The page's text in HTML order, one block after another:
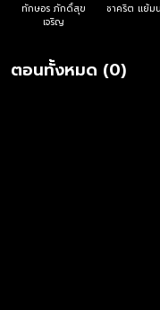
ทักษอร ภักดิ์สุข
เจริญ
ชาคริต แย้ม
ตอนทั้งหมด (0)